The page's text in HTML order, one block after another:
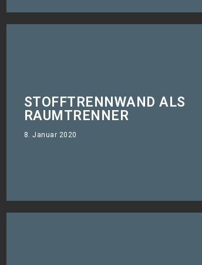
STOFFTRENNWAND ALS
RAUMTRENNER
8. Januar 2020
Von klein bis gross, hinterleuchtete
Fotoleinwand.